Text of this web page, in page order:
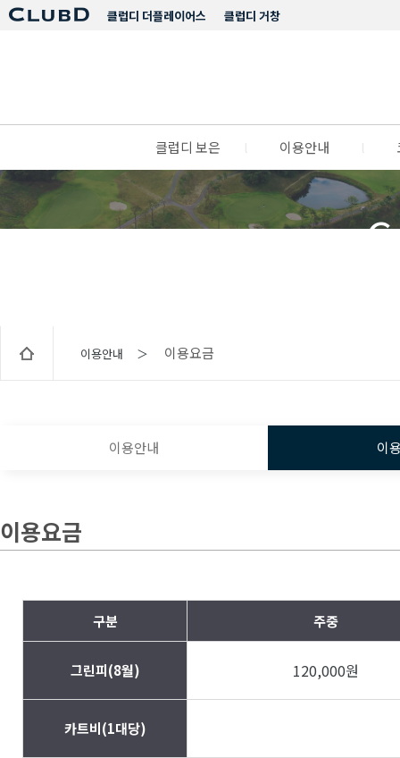
클럽디 거창
클럽디 더플레이어스
클럽디 보은 이용안내
이용안내 ＞ 이용요금
이용안내 이
이용요금
구분 주중
그린피(8월) 120,000원
카트비(1대당)